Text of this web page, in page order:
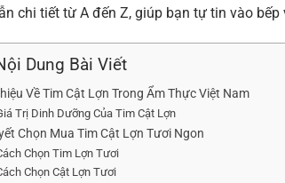
chi tiết từ A đến Z, giúp bạn tự tin vào
Dung Bài Viết
Về Tim Cật Lợn Trong Ẩm Thực Việt Nam
Trị Dinh Dưỡng Của Tim Cật Lợn
Chọn Mua Tim Cật Lợn Tươi Ngon
Chọn Tim Lợn Tươi
Chọn Cật Lợn Tươi